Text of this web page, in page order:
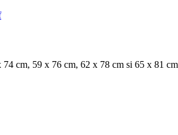
cm, 59 x 76 cm, 62 x 78 cm si 65 x 81